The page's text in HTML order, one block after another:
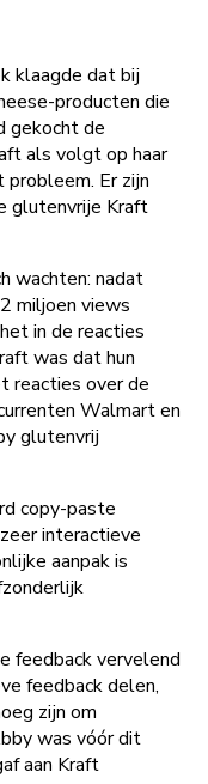
klaagde dat bij
producten die
gekocht de
als volgt op haar
Er zijn
glutenvrije Kraft
wachten: nadat
miljoen views
in de reacties
was dat hun
reacties over de
Walmart en
glutenvrij
copy-paste
interactieve
aanpak is
feedback vervelend
feedback delen,
zijn om
was vóór dit
aan Kraft